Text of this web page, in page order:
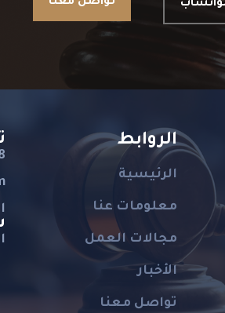
الروابط
الرئيسية
معلومات عنا
مجالات العمل
الأخبار
تواصل معنا